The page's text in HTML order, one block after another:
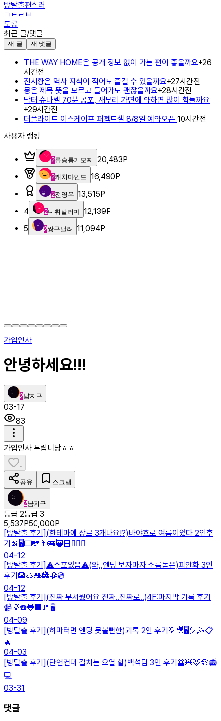
방탈출편식러
ㄱㅌㄹㅂ
도콩
최근 글/댓글
새 글 새 댓글
THE WAY HOME은 공개 정보 없이 가는 편이 좋을까요+26
시간전
진시황은 역사 지식이 적어도 즐길 수 있을까요+27시간전
몽은 제목 뜻을 모르고 들어가도 괜찮을까요+28시간전
닥터 슈나벨 70분 공포, 새부리 가면에 약하면 많이 힘들까요
+29시간전
더플라이트 이스케이프 퍼펙트셀 8/8일 예약오픈 10시간전
사용자 랭킹
2류승룡기모찌 20,483P
2캐치마인드 16,490P
2전영우 13,515P
4
2니취팔러마 12,139P
5
2짱구달려 11,094P
가입인사
안녕하세요!!!
2냠지구
03-17
83
가입인사 두립니당ㅎㅎ
-
공유 스크랩
2냠지구
등급 2등급 3
5,537P50,000P
[방탈출 후기] (한테마에 장르 3개나요⁉️)바야흐로 여름이었다 2인후
기🍌🖥️⌨️💸🌂🚌🥷🏻🕵️‍♀️👾
04-12
[방탈출 후기]⚠️스포있음⚠️(와,,엔딩 보자마자 소름돋은)피안화 3인
후기👺🎍🎎🏯🥀💿
04-12
[방탈출 후기] (진짜 무서웠어요 진짜..진짜로..)4F:마지막 기록 후기
📹💡☎️🐸🏢🧯🖥️
04-09
[방탈출 후기] (하마터면 엔딩 못볼뻔한)괴록 2인 후기💡🎥🖥️🎈🤹📋
🔥
04-03
[방탈출 후기] (단언컨대 길치는 오열 할)백석담 3인 후기🦺🧸🦊🐵📻
💻
03-31
댓글